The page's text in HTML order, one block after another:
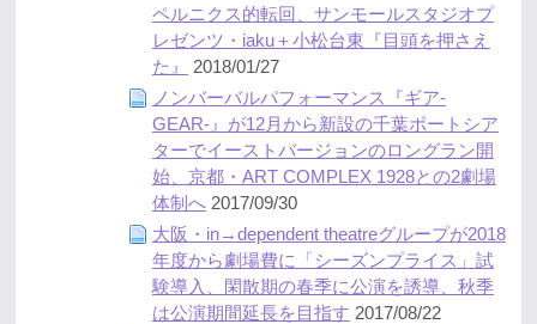
ペルニクス的転回、サンモールスタジオプ
レゼンツ・iaku＋小松台東『目頭を押さえ
た』
2018/01/27
ノンバーバルパフォーマンス『ギア-
GEAR-』が12月から新設の千葉ポートシア
ターでイーストバージョンのロングラン開
始、京都・ART COMPLEX 1928との2劇場
体制へ2017/09/30
大阪・in→dependent theatreグループが2018
年度から劇場費に「シーズンプライス」試
験導入、閑散期の春季に公演を誘導、秋季
は公演期間延長を目指す 2017/08/22